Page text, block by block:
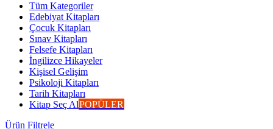
Tüm Kategoriler
Edebiyat Kitapları
Çocuk Kitapları
Sınav Kitapları
Felsefe Kitapları
İngilizce Hikayeler
Kişisel Gelişim
Psikoloji Kitapları
Tarih Kitapları
Kitap Seç AlPOPÜLER
Ürün Filtrele